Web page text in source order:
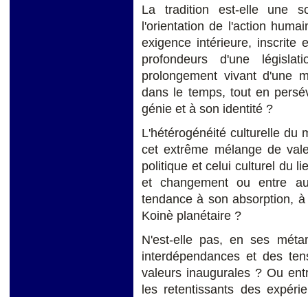
La tradition est-elle une
l'orientation de l'action
exigence intérieure, inscrite
profondeurs d'une
prolongement vivant d'une
dans le temps, tout en
génie et à son identité ?
L'hétérogénéité culturelle du
cet extrême mélange de
politique et celui culturel du
et changement ou entre
tendance à son absorption,
Koinè planétaire ?
N'est-elle pas, en ses
interdépendances et des
valeurs inaugurales ? Ou
les retentissants des